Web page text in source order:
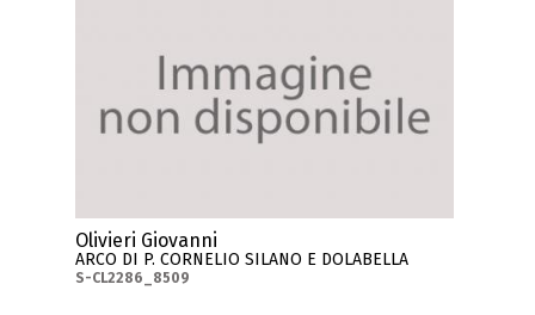
Olivieri Giovanni
ARCO DI P. CORNELIO SILANO E DOLABELLA
S-CL2286_8509